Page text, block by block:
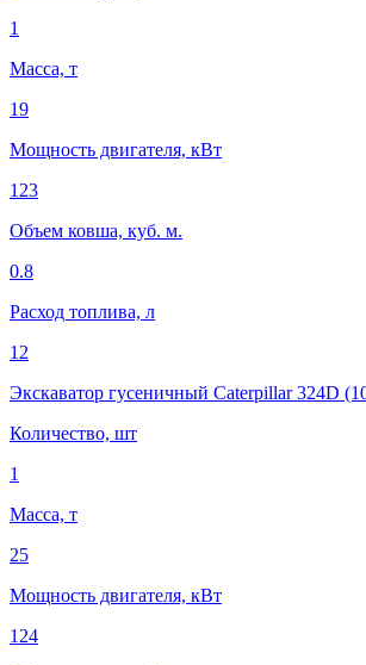
1
Масса, т
19
Мощность двигателя, кВт
123
Объем ковша, куб. м.
0.8
Расход топлива, л
12
Экскаватор гусеничный Caterpillar 324D
Количество, шт
1
Масса, т
25
Мощность двигателя, кВт
124